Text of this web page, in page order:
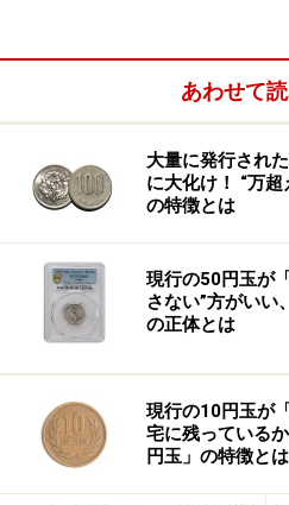
決・成立しました。
法案採決にあたっては「政府
的な皇位継承のための諸課
も踏まえて検討を行い、速や
う附帯決議がなされました。
それから約4年たった2021年3
を決めた、安定的な皇位継承
会議の初会合が開かれました。
冒頭、菅首相は「皇室典範特
課題について、国会に報告
す。十分に議論し、さまざま
あわせて
大量に発行され
に大化け！ “万
の特徴とは
現行の50円玉が
さない”方がいい
の正体とは
現行の10円玉が
宅に残っている
円玉」の特徴とは